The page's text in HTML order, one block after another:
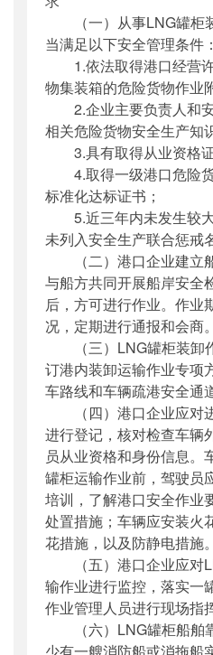
（一）从事LNG罐柜
当满足以下安全管理条件：
1.依法取得港口经营
物集装箱的危险货物作业
2.企业主要负责人和
相关危险货物安全生产知
3.具有取得从业资格证
4.取得一级港口危险
标准化达标证书；
5.近三年内未发生较大
未列入安全生产联合惩戒
（二）港口企业建立船
与船方共同开展船岸安全
后，方可进行作业。作业
况，定期进行通报和会商。
（三）LNG罐柜装卸
订港内装卸运输作业专项
车路线和车辆疏港安全通
（四）港口企业应对
进行登记，核对检查车辆
员从业资格和身份信息。
罐柜运输作业前，驾驶员
培训，了解港口安全作业
处置措施；车辆应安装火
花措施，以及防静电措施。
（五）港口企业应对
输作业进行监控，落实一
作业管理人员进行现场指挥
（六）LNG罐柜船舶
少有一艘消防船或消拖船